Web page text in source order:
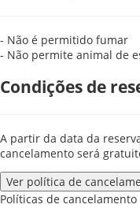
- Não é permitido fumar
- Não permite animal de
Condições de
A partir da data da
cancelamento será
Ver política de
Políticas de cancelamento